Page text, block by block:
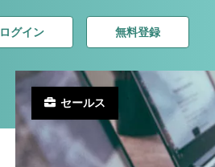
ログイン 無料登録
セールス